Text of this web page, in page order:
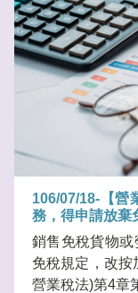
106/07/18-【營
務，得申請放棄
銷售免稅貨物或
免稅規定，改按
營業稅法)第4章